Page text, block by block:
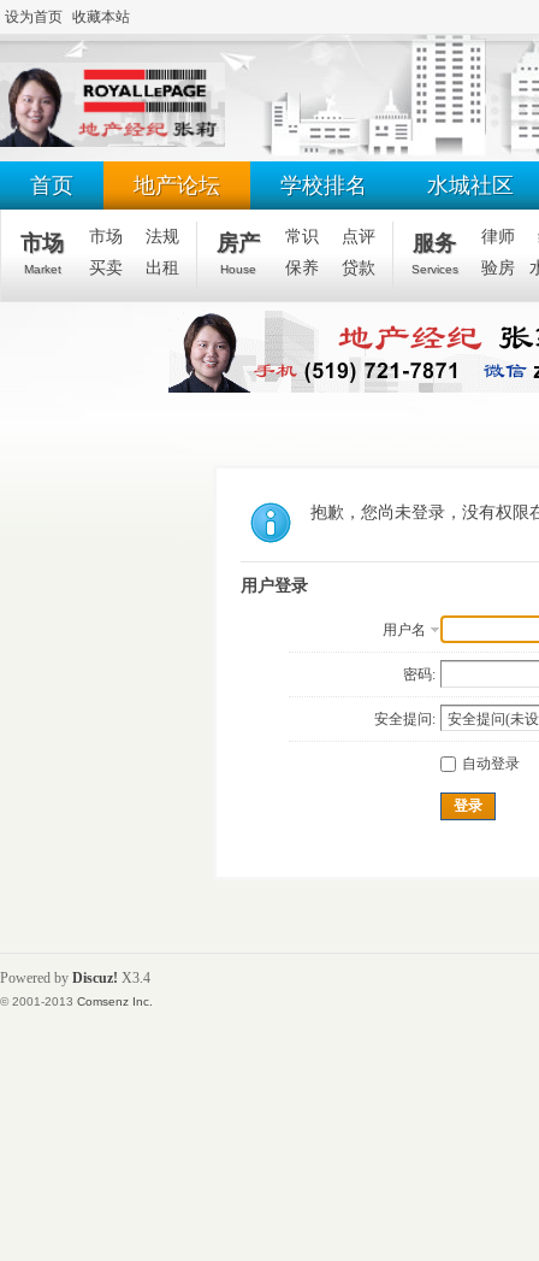
设为首页 收藏本站
首页 地产论坛 学校排名 水城社区
市场
Market
市场
法规
买卖
出租
房产
House
常识
点评
保养
贷款
服务
Services
律师
验房
抱歉，您尚未登录，没有权限
用户登录
用户名
密码:
安全提问:
自动登录
登录
Powered by Discuz! X3.4
© 2001-2013 Comsenz Inc.